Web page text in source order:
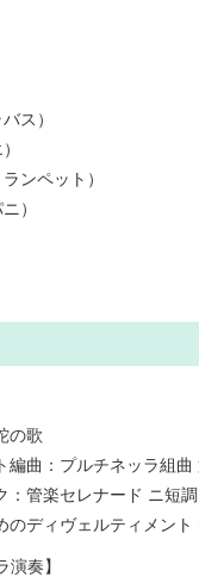
ス）
ンペット）
）
の歌
曲：プルチネッラ組曲
管楽セレナード ニ短
ディヴェルティメント
奏】